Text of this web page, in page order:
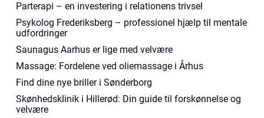
Parterapi – en investering i relationens trivsel
Psykolog Frederiksberg – professionel hjælp til mentale
udfordringer
Saunagus Aarhus er lige med velvære
Massage: Fordelene ved oliemassage i Århus
Find dine nye briller i Sønderborg
Skønhedsklinik i Hillerød: Din guide til forskønnelse og
velvære